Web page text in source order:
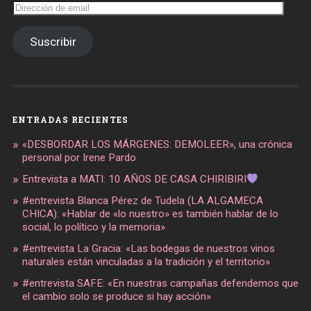
Dirección
de
Suscribir
ENTRADAS RECIENTES
«DESBORDAR LOS MÁRGENES: DEMOLEER», una crónica
personal por Irene Pardo
Entrevista a MATI: 10 AÑOS DE CASA CHIRIBIRI
#entrevista Blanca Pérez de Tudela (LA ALGAMECA
CHICA): «Hablar de «lo nuestro» es también hablar de lo
social, lo político y la memoria»
#entrevista La Gracia: «Las bodegas de nuestros vinos
naturales están vinculadas a la tradición y el territorio»
#entrevista SAFE: «En nuestras campañas defendemos que
el cambio solo se produce si hay acción»